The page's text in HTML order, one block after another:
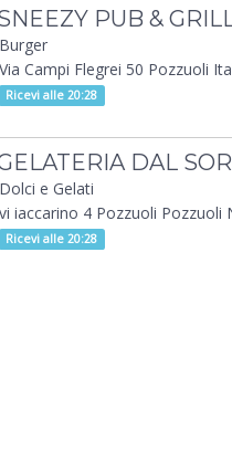
PUB &
Burger
Via Campi Flegrei 50 Pozzuoli
Ricevi alle 20:28
DAL
Dolci e Gelati
vi iaccarino 4 Pozzuoli Pozzuoli
Ricevi alle 20:28